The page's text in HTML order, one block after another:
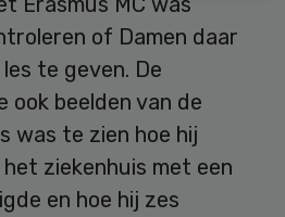
of Damen daar
te geven. De
ook beelden van de
was te zien hoe hij
ziekenhuis met een
en hoe hij zes